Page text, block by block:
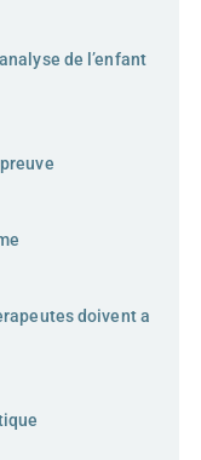
de l’enfant
doivent a